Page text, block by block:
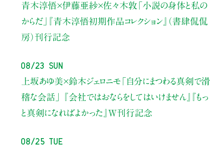
青木淳悟×伊藤亜紗×佐々木敦 「小説の身体と私の
からだ」
『青木淳悟初期作品コレクション』（書肆侃侃
房）刊行記念
08/23 Sun
上坂あゆ美×鈴木ジェロニモ 「自分にまつわる真剣で滑
稽な会話」
『会社ではおならをしてはいけません』『もっ
と真剣になればよかった』W刊行記念
08/25 Tue